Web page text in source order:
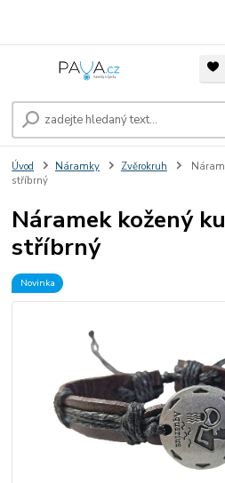
Úvod Náramky Zvěrokruh
stříbrný
Náramek kožený
stříbrný
Novinka